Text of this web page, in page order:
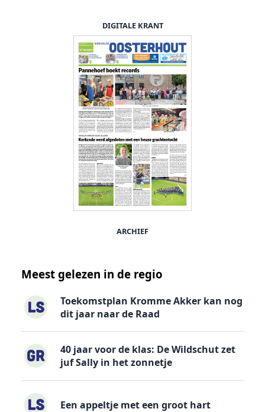
DIGITALE KRANT
ARCHIEF
Meest gelezen in de regio
Toekomstplan Kromme Akker kan nog
dit jaar naar de Raad
40 jaar voor de klas: De Wildschut zet
juf Sally in het zonnetje
Een appeltje met een groot hart